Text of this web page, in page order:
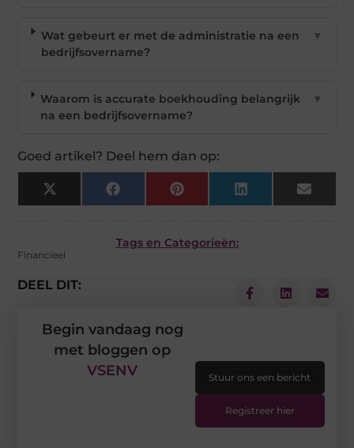
Wat gebeurt er met de administratie na een
bedrijfsovername?
▼
Waarom is accurate boekhouding belangrijk
na een bedrijfsovername?
▼
Goed artikel? Deel hem dan op:
X
(Twitter)
Facebook Pinterest LinkedIn Email
Tags en Categorieën:
Financieel
DEEL DIT:
Begin vandaag nog
met bloggen op
VSENV
Stuur ons een bericht
Registreer hier